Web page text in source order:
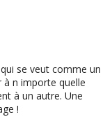
se veut comme un
n importe quelle
à un autre. Une
!